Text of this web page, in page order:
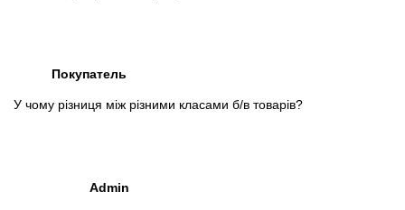
Покупатель
У чому різниця між різними класами б/в товарів?
Admin